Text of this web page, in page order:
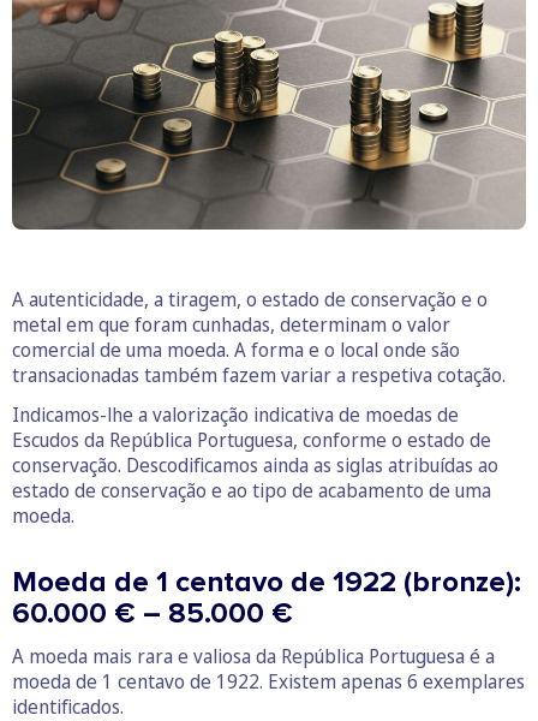
A autenticidade, a tiragem, o estado de conservação e o
metal em que foram cunhadas, determinam o valor
comercial de uma moeda. A forma e o local onde são
transacionadas também fazem variar a respetiva cotação.
Indicamos-lhe a valorização indicativa de moedas de
Escudos da República Portuguesa, conforme o estado de
conservação. Descodificamos ainda as siglas atribuídas ao
estado de conservação e ao tipo de acabamento de uma
moeda.
Moeda de 1 centavo de 1922 (bronze):
60.000 € – 85.000 €
A moeda mais rara e valiosa da República Portuguesa é a
moeda de 1 centavo de 1922. Existem apenas 6 exemplares
identificados.